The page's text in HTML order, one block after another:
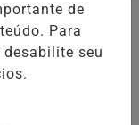
de
Para
seu